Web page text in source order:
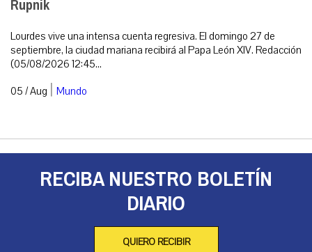
Rupnik
Lourdes vive una intensa cuenta regresiva. El domingo 27 de
septiembre, la ciudad mariana recibirá al Papa León XIV. Redacción
(05/08/2026 12:45...
05 / Aug | Mundo
RECIBA NUESTRO BOLETÍN
DIARIO
QUIERO RECIBIR